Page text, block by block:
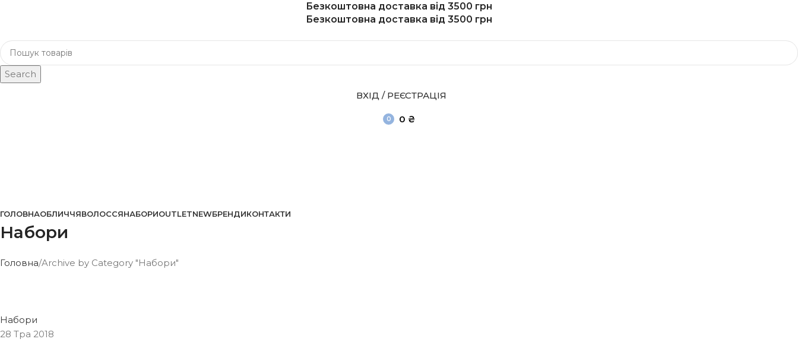
Безкоштовна доставка від 3500 грн
Безкоштовна доставка від 3500 грн
Search
ВХІД / РЕЄСТРАЦІЯ
0
0 ₴
ГОЛОВНАОБЛИЧЧЯВОЛОССЯНАБОРИOUTLETNEWБРЕНДИКОНТАКТИ
Набори
Головна Archive by Category "Набори"
Набори
28 Тра 2018